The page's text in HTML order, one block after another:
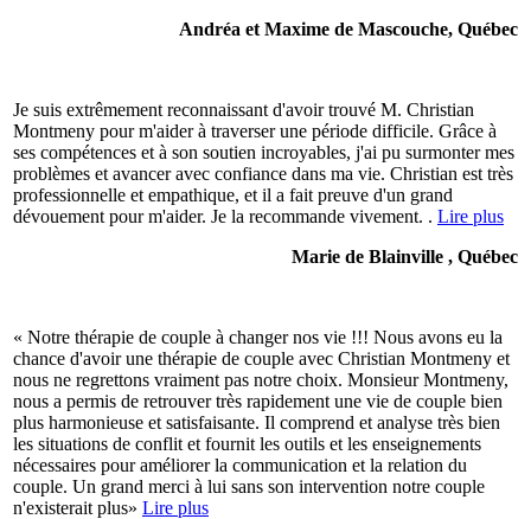
Andréa et Maxime de Mascouche, Québec
Je suis extrêmement reconnaissant d'avoir trouvé M. Christian
Montmeny pour m'aider à traverser une période difficile. Grâce à
ses compétences et à son soutien incroyables, j'ai pu surmonter mes
problèmes et avancer avec confiance dans ma vie. Christian est très
professionnelle et empathique, et il a fait preuve d'un grand
dévouement pour m'aider. Je la recommande vivement. . Lire plus
Marie de Blainville , Québec
« Notre thérapie de couple à changer nos vie !!! Nous avons eu la
chance d'avoir une thérapie de couple avec Christian Montmeny et
nous ne regrettons vraiment pas notre choix. Monsieur Montmeny,
nous a permis de retrouver très rapidement une vie de couple bien
plus harmonieuse et satisfaisante. Il comprend et analyse très bien
les situations de conflit et fournit les outils et les enseignements
nécessaires pour améliorer la communication et la relation du
couple. Un grand merci à lui sans son intervention notre couple
n'existerait plus» Lire plus